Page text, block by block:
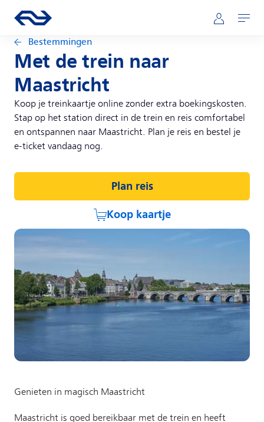
Hoofdnavigatie
Ga naar de homepage van ns.nl Mijn NS
Openen
Bestemmingen
Met de trein naar
Maastricht
Koop je treinkaartje online zonder extra boekingskosten.
Stap op het station direct in de trein en reis comfortabel
en ontspannen naar Maastricht. Plan je reis en bestel je
e-ticket vandaag nog.
Plan reis
Koop kaartje